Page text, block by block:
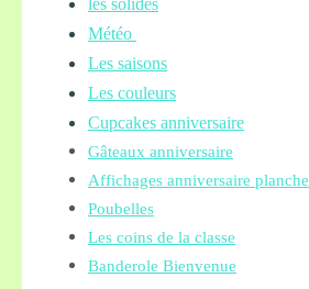
les solides
Météo
Les saisons
Les couleurs
Cupcakes anniversaire
Gâteaux anniversaire
Affichages anniversaire planche
Poubelles
Les coins de la classe
Banderole Bienvenue